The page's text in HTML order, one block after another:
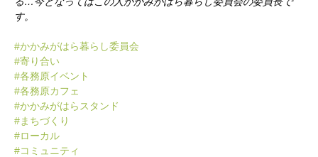
す。
#かかみがはら暮らし委員会
#寄り合い
#各務原イベント
#各務原カフェ
#かかみがはらスタンド
#まちづくり
#ローカル
#コミュニティ